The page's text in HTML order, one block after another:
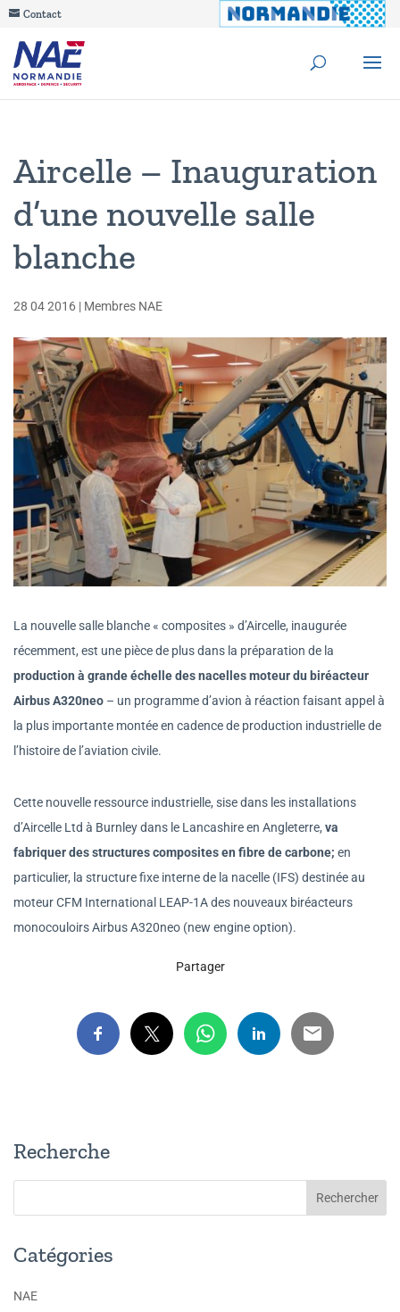
Contact
Aircelle – Inauguration
d’une nouvelle salle
blanche
28 04 2016 | Membres NAE
La nouvelle salle blanche « composites » d’Aircelle, inaugurée
récemment, est une pièce de plus dans la préparation de la
production à grande échelle des nacelles moteur du biréacteur
Airbus A320neo – un programme d’avion à réaction faisant appel à
la plus importante montée en cadence de production industrielle de
l’histoire de l’aviation civile.
Cette nouvelle ressource industrielle, sise dans les installations
d’Aircelle Ltd à Burnley dans le Lancashire en Angleterre, va
fabriquer des structures composites en fibre de carbone; en
particulier, la structure fixe interne de la nacelle (IFS) destinée au
moteur CFM International LEAP-1A des nouveaux biréacteurs
monocouloirs Airbus A320neo (new engine option).
Partager
Recherche
Catégories
NAE